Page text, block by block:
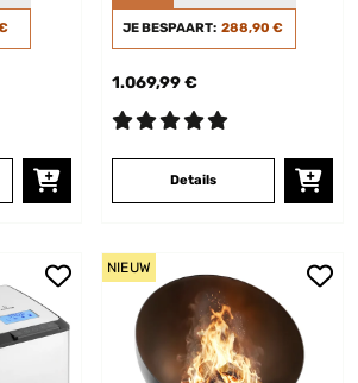
JE BESPAART: 288,90 €
1.069,99 €
Details
NIEUW